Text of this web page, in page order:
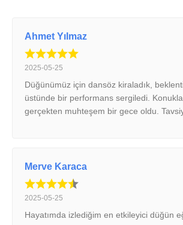
Ahmet Yılmaz
2025-05-25
Düğünümüz için dansöz kiraladık,
üstünde bir performans sergiledi.
gerçekten muhteşem bir gece oldu.
Merve Karaca
2025-05-25
Hayatımda izlediğim en etkileyici düğün